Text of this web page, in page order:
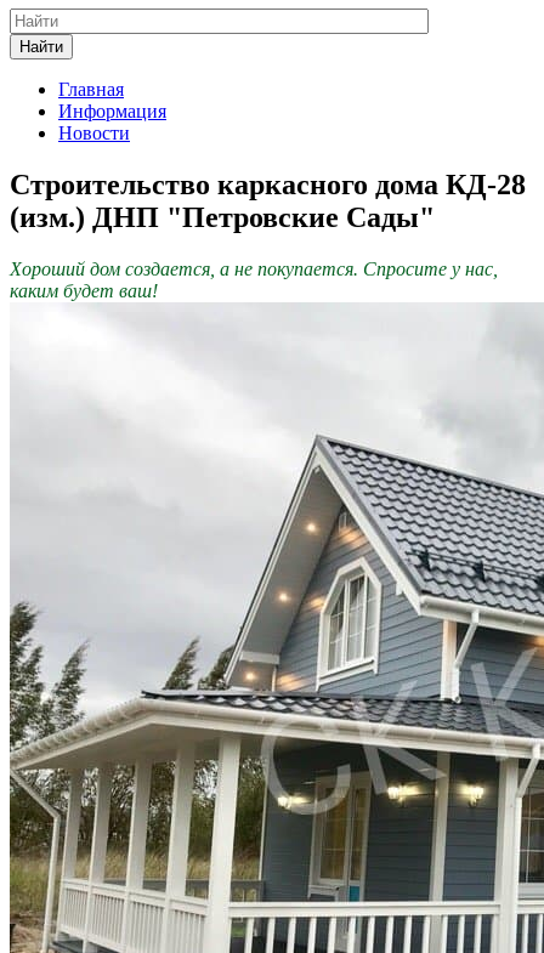
Найти
Главная
Информация
Новости
Строительство каркасного дома КД-28
(изм.) ДНП "Петровские Сады"
Хороший дом создается, а не покупается. Спросите у нас,
каким будет ваш!